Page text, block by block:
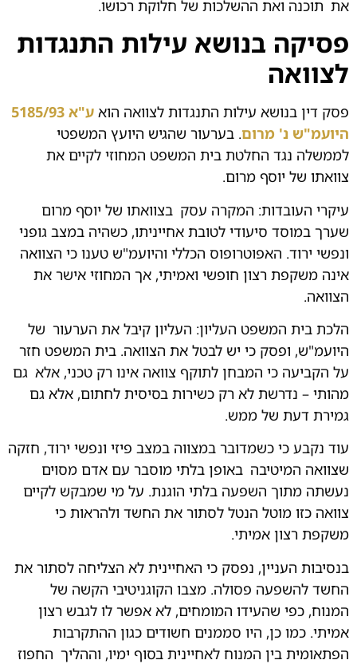
את תוכנה ואת ההשלכות של חלוקת רכושו.
פסיקה בנושא עילות התנגדות
לצוואה
פסק דין בנושא עילות התנגדות לצוואה הוא
ע"א 5185/93
היועמ"ש נ' מרום. בערעור שהגיש היועץ המשפטי
לממשלה נגד החלטת בית המשפט המחוזי לקיים את
צוואתו של יוסף מרום.
עיקרי העובדות: המקרה עסק בצוואתו של יוסף מרום
שערך במוסד סיעודי לטובת אחייניתו, כשהיה במצב גופני
ונפשי ירוד. האפוטרופוס הכללי והיועמ"ש טענו כי הצוואה
אינה משקפת רצון חופשי ואמיתי, אך המחוזי אישר את
הצוואה.
הלכת בית המשפט העליון: העליון קיבל את הערעור של
היועמ"ש, ופסק כי יש לבטל את הצוואה. בית המשפט חזר
על הקביעה כי המבחן לתוקף צוואה אינו רק טכני, אלא גם
מהותי – נדרשת לא רק כשירות בסיסית לחתום, אלא גם
גמירת דעת של ממש.
עוד נקבע כי כשמדובר במצווה במצב פיזי ונפשי ירוד, חזקה
שצוואה המיטיבה באופן בלתי מוסבר עם אדם מסוים
נעשתה מתוך השפעה בלתי הוגנת. על מי שמבקש לקיים
צוואה כזו מוטל הנטל לסתור את החשד ולהראות כי
משקפת רצון אמיתי.
בנסיבות העניין, נפסק כי האחיינית לא הצליחה לסתור את
החשד להשפעה פסולה. מצבו הקוגניטיבי הקשה של
המנוח, כפי שהעידו המומחים, לא אפשר לו לגבש רצון
אמיתי. כמו כן, היו סממנים חשודים כגון ההתקרבות
הפתאומית בין המנוח לאחיינית בסוף ימיו, וההליך החפוז